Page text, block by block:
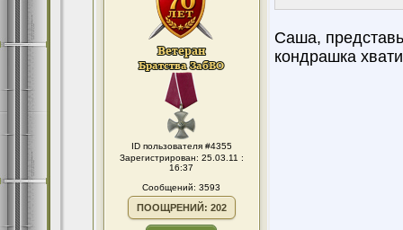
ID пользователя #4355
Зарегистрирован: 25.03.11 :
16:37
Сообщений: 3593
ПООЩРЕНИЙ: 202
Саша,
кондрашка